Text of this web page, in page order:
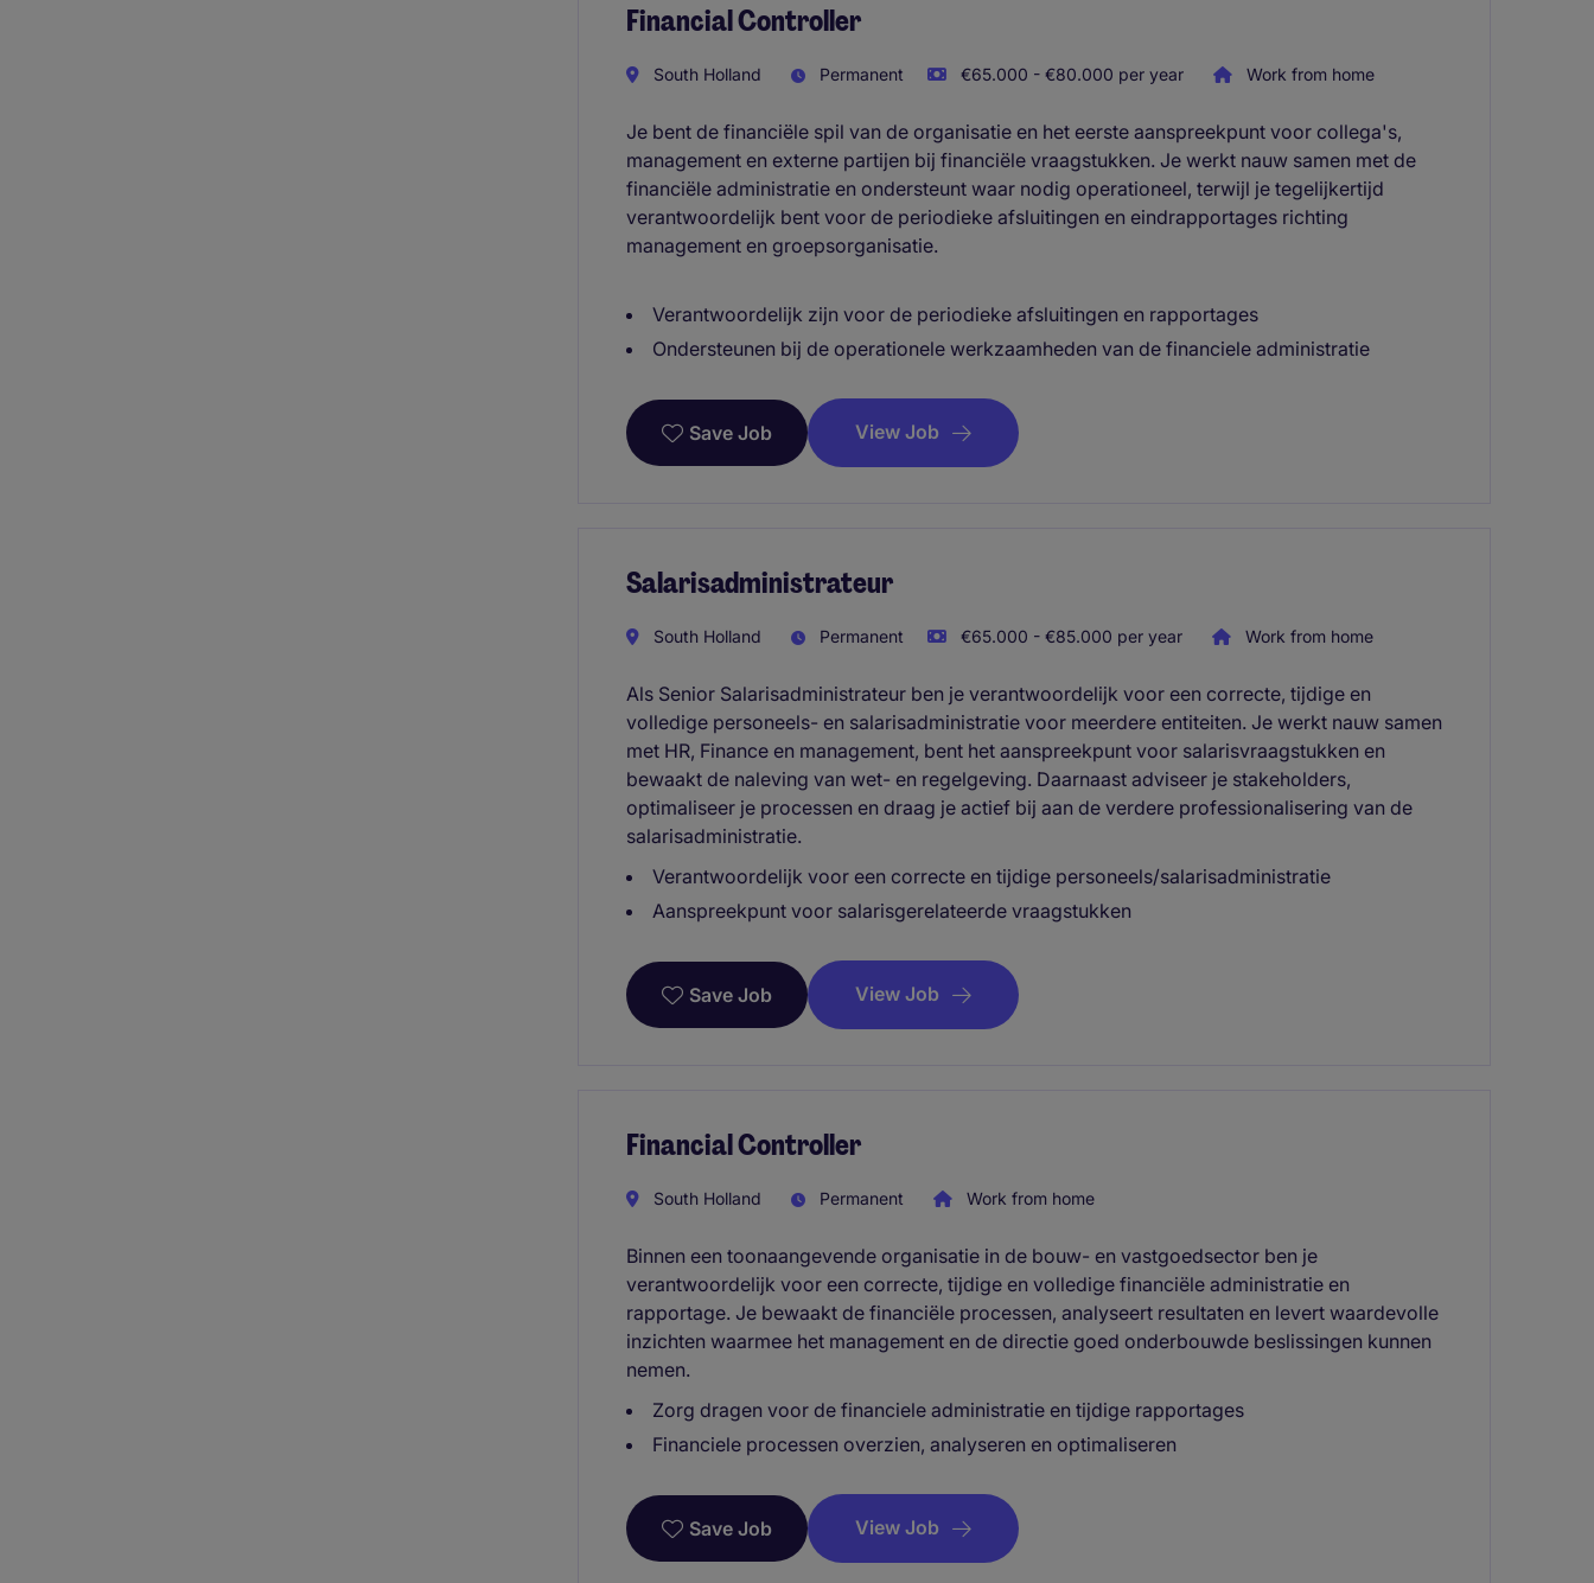
Financial Controller
South Holland Permanent €65.000 - €80.000 per year Work from home
Je bent de financiële spil van de organisatie en het eerste aanspreekpunt voor collega's,
management en externe partijen bij financiële vraagstukken. Je werkt nauw samen met de
financiële administratie en ondersteunt waar nodig operationeel, terwijl je tegelijkertijd
verantwoordelijk bent voor de periodieke afsluitingen en eindrapportages richting
management en groepsorganisatie.
Verantwoordelijk zijn voor de periodieke afsluitingen en rapportages
Ondersteunen bij de operationele werkzaamheden van de financiele administratie
Save Job View Job
Salarisadministrateur
South Holland Permanent €65.000 - €85.000 per year Work from home
Als Senior Salarisadministrateur ben je verantwoordelijk voor een correcte, tijdige en
volledige personeels- en salarisadministratie voor meerdere entiteiten. Je werkt nauw samen
met HR, Finance en management, bent het aanspreekpunt voor salarisvraagstukken en
bewaakt de naleving van wet- en regelgeving. Daarnaast adviseer je stakeholders,
optimaliseer je processen en draag je actief bij aan de verdere professionalisering van de
salarisadministratie.
Verantwoordelijk voor een correcte en tijdige personeels/salarisadministratie
Aanspreekpunt voor salarisgerelateerde vraagstukken
Save Job View Job
Financial Controller
South Holland Permanent Work from home
Binnen een toonaangevende organisatie in de bouw- en vastgoedsector ben je
verantwoordelijk voor een correcte, tijdige en volledige financiële administratie en
rapportage. Je bewaakt de financiële processen, analyseert resultaten en levert waardevolle
inzichten waarmee het management en de directie goed onderbouwde beslissingen kunnen
nemen.
Zorg dragen voor de financiele administratie en tijdige rapportages
Financiele processen overzien, analyseren en optimaliseren
Save Job View Job